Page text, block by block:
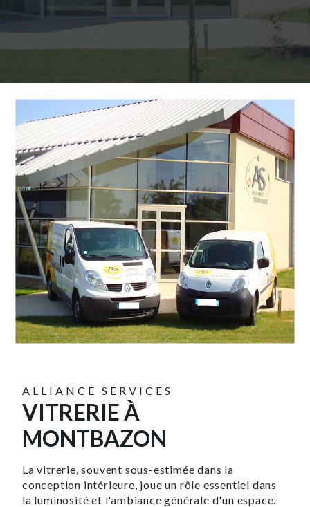
ALLIANCE SERVICES
VITRERIE À
MONTBAZON
La vitrerie, souvent sous-estimée dans la
conception intérieure, joue un rôle essentiel dans
la luminosité et l'ambiance générale d'un espace.